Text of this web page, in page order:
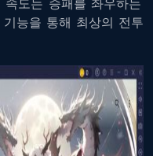
속도는 승패를 좌우하는
기능을 통해 최상의 전투